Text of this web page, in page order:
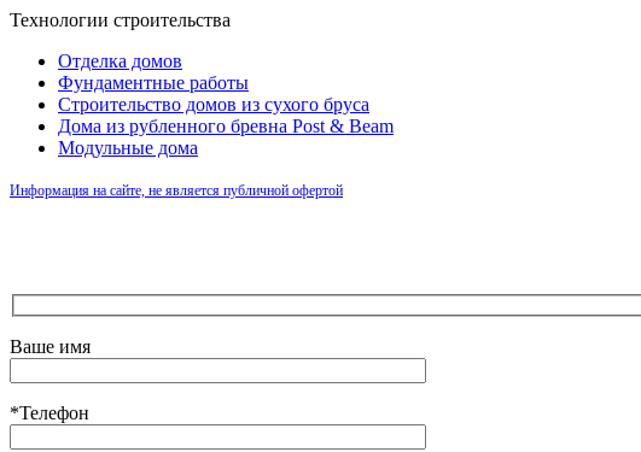
Технологии строительства
Отделка домов
Фундаментные работы
Строительство домов из сухого бруса
Дома из рубленного бревна Post & Beam
Модульные дома
Информация на сайте, не является публичной офертой
Ваше имя
*Телефон